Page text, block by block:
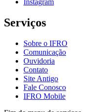
Serviços
Sobre o IFRO
Comunicação
Ouvidoria
Contato
Site Antigo
Fale Conosco
IFRO Mobile